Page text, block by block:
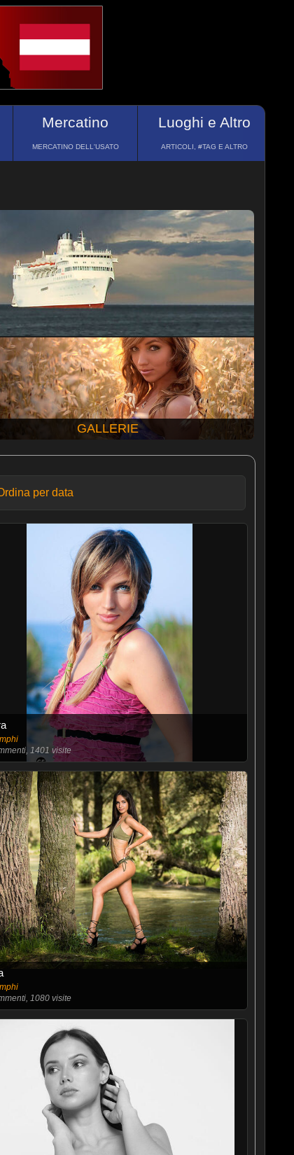
Mercatino
MERCATINO DELL'USATO
Luoghi e Altro
ARTICOLI, #TAG E ALTRO
GALLERIE
per data
1401 visite
1080 visite